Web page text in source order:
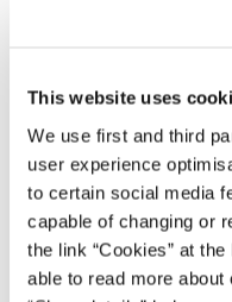
This website uses
We use first and third
user experience
to certain social media
capable of changing or
the link “Cookies” at
able to read more
Lars Løkke
Regeringens
udlændingepolitik
Del på Facebook
Del på XDel påSend